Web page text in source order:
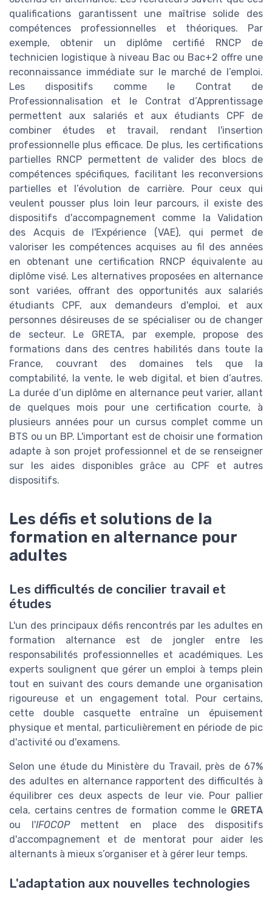
qualifications garantissent une maîtrise solide des
compétences professionnelles et théoriques. Par
exemple, obtenir un diplôme certifié RNCP de
technicien logistique à niveau Bac ou Bac+2 offre une
reconnaissance immédiate sur le marché de l’emploi.
Les dispositifs comme le Contrat de
Professionnalisation et le Contrat d’Apprentissage
permettent aux salariés et aux étudiants CPF de
combiner études et travail, rendant l'insertion
professionnelle plus efficace. De plus, les certifications
partielles RNCP permettent de valider des blocs de
compétences spécifiques, facilitant les reconversions
partielles et l’évolution de carrière. Pour ceux qui
veulent pousser plus loin leur parcours, il existe des
dispositifs d'accompagnement comme la Validation
des Acquis de l'Expérience (VAE), qui permet de
valoriser les compétences acquises au fil des années
en obtenant une certification RNCP équivalente au
diplôme visé. Les alternatives proposées en alternance
sont variées, offrant des opportunités aux salariés
étudiants CPF, aux demandeurs d'emploi, et aux
personnes désireuses de se spécialiser ou de changer
de secteur. Le GRETA, par exemple, propose des
formations dans des centres habilités dans toute la
France, couvrant des domaines tels que la
comptabilité, la vente, le web digital, et bien d’autres.
La durée d’un diplôme en alternance peut varier, allant
de quelques mois pour une certification courte, à
plusieurs années pour un cursus complet comme un
BTS ou un BP. L'important est de choisir une formation
adapte à son projet professionnel et de se renseigner
sur les aides disponibles grâce au CPF et autres
dispositifs.
Les défis et solutions de la
formation en alternance pour
adultes
Les difficultés de concilier travail et
études
L'un des principaux défis rencontrés par les adultes en
formation alternance est de jongler entre les
responsabilités professionnelles et académiques. Les
experts soulignent que gérer un emploi à temps plein
tout en suivant des cours demande une organisation
rigoureuse et un engagement total. Pour certains,
cette double casquette entraîne un épuisement
physique et mental, particulièrement en période de pic
d'activité ou d'examens.
Selon une étude du Ministère du Travail, près de 67%
des adultes en alternance rapportent des difficultés à
équilibrer ces deux aspects de leur vie. Pour pallier
cela, certains centres de formation comme le GRETA
ou l'IFOCOPmettent en place des dispositifs
d'accompagnement et de mentorat pour aider les
alternants à mieux s’organiser et à gérer leur temps.
L'adaptation aux nouvelles technologies